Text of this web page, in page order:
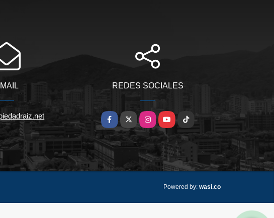
REDES SOCIALES
Facebook
X InstagramYouTube
TikTok
Powered by: wasi.co